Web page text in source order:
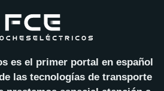
es el primer portal en español
las tecnologías de transporte